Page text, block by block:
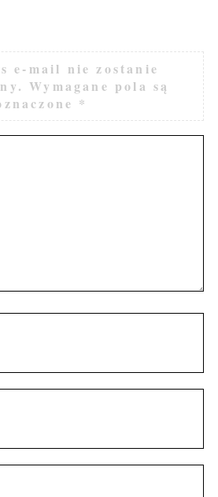
e-mail nie zostanie
Wymagane pola są
*